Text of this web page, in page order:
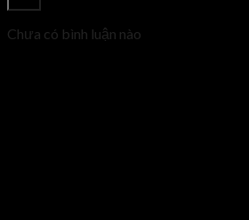
Chưa có bình luận nào